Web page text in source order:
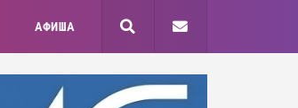
АФИША